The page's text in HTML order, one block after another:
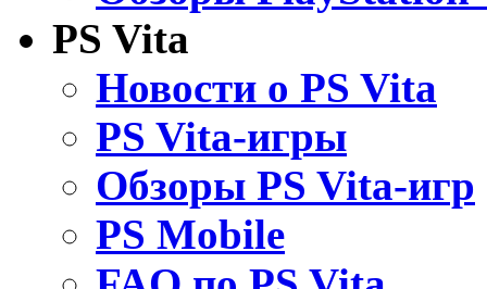
PS Vita
Новости о PS Vita
PS Vita-игры
Обзоры PS Vita-игр
PS Mobile